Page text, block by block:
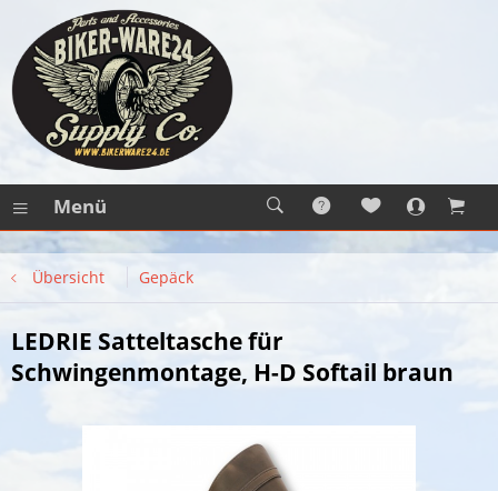
Menü
Übersicht Gepäck
LEDRIE Satteltasche für
Schwingenmontage, H-D Softail braun